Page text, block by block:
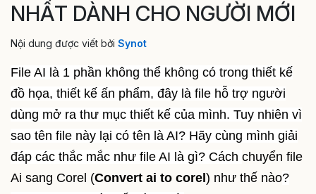
NHẤT DÀNH CHO NGƯỜI MỚI
Nội dung được viết bởi Synot
File AI là 1 phần không thể không có trong thiết kế
đồ họa, thiết kế ấn phẩm, đây là file hỗ trợ người
dùng mở ra thư mục thiết kế của mình. Tuy nhiên vì
sao tên file này lại có tên là AI? Hãy cùng mình giải
đáp các thắc mắc như file AI là gì? Cách chuyển file
Ai sang Corel (Convert ai to corel) như thế nào?